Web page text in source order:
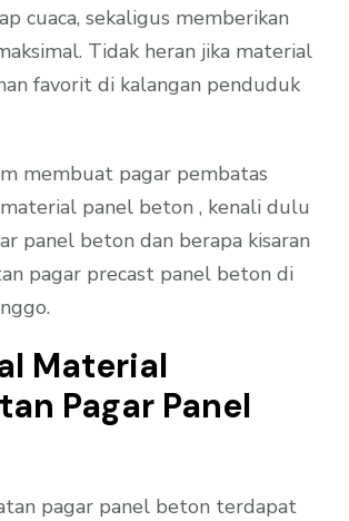
cuaca, sekaligus memberikan
Tidak heran jika material
favorit di kalangan penduduk
membuat pagar pembatas
panel beton , kenali dulu
panel beton dan berapa kisaran
pagar precast panel beton di
Material
Pagar Panel
pagar panel beton terdapat